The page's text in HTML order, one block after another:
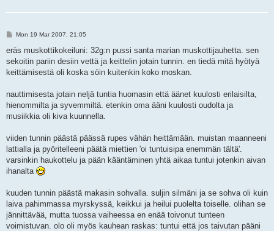
P
s
Mon 19 Mar 2007, 21:05
eräs muskottikokeiluni: 32g:n pussi santa marian muskottijauhetta. sen
sekoitin pariin desiin vettä ja keittelin jotain tunnin. en tiedä mitä hyötyä
keittämisestä oli koska söin kuitenkin koko moskan.
nauttimisesta jotain neljä tuntia huomasin että äänet kuulosti erilaisilta,
hienommilta ja syvemmiltä. etenkin oma ääni kuulosti oudolta ja
musiikkia oli kiva kuunnella.
viiden tunnin päästä päässä rupes vähän heittämään. muistan maanneeni
lattialla ja pyöritelleeni päätä miettien 'oi tuntuisipa enemmän tältä'.
varsinkin haukottelu ja pään kääntäminen yhtä aikaa tuntui jotenkin aivan
ihanalta
kuuden tunnin päästä makasin sohvalla. suljin silmäni ja se sohva oli kuin
laiva pahimmassa myrskyssä, keikkui ja heilui puolelta toiselle. olihan se
jännittävää, mutta tuossa vaiheessa en enää toivonut tunteen
voimistuvan. olo oli myös kauhean raskas: tuntui että jos taivutan pääni